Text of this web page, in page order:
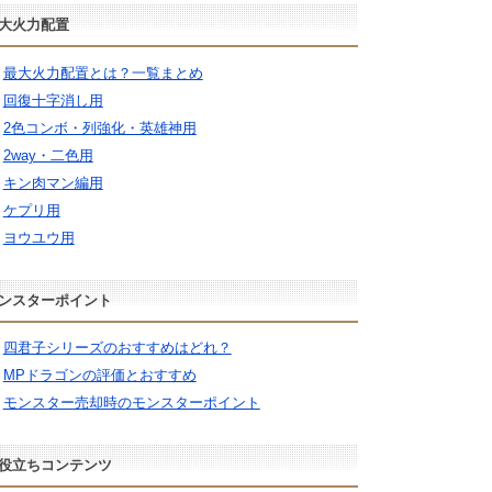
火力配置
最大火力配置とは？一覧まとめ
回復十字消し用
2色コンボ・列強化・英雄神用
2way・二色用
キン肉マン編用
ケプリ用
ヨウユウ用
スターポイント
四君子シリーズのおすすめはどれ？
MPドラゴンの評価とおすすめ
モンスター売却時のモンスターポイント
立ちコンテンツ